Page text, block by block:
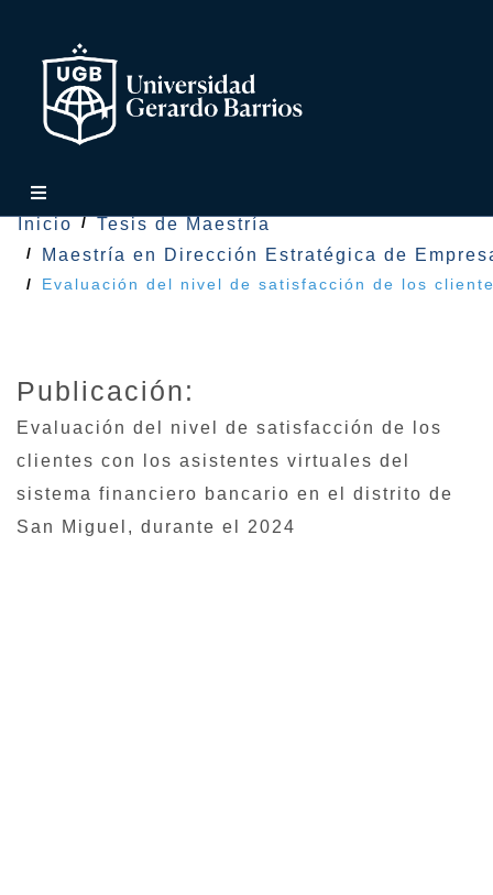
Inicio
Tesis de Maestría
Maestría en Dirección Estratégica de
Evaluación del nivel de satisfacción de los
Publicación:
Evaluación del nivel de satisfacción de los
clientes con los asistentes virtuales del
sistema financiero bancario en el distrito de
San Miguel, durante el 2024